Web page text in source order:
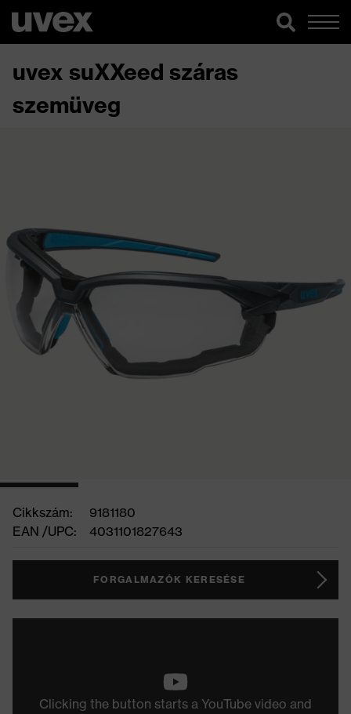
uvex suXXeed száras
szemüveg
Cikkszám:
9181180
EAN /UPC:
4031101827643
FORGALMAZÓK KERESÉSE
Clicking the button starts a YouTube video and